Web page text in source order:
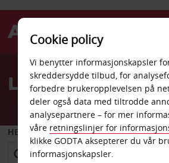
Welcome
AvisLeiebil Conakry
HENT FRA
Cookie policy
Vi benytter informasjonskapsler
skreddersydde tilbud, for
forbedre brukeropplevelsen på
deler også data med tiltrodde
analysepartnere – for mer
våre retningslinjer for
klikke GODTA aksepterer du vår
informasjonskapsler.